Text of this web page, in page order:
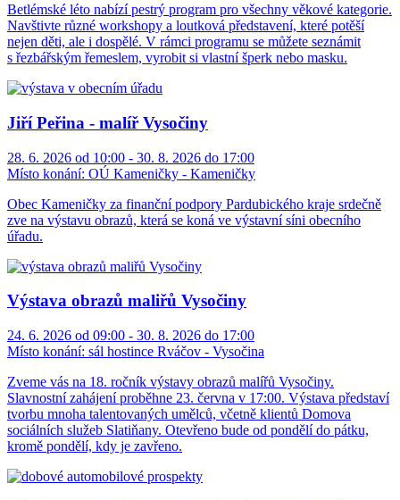
Betlémské léto nabízí pestrý program pro všechny věkové kategorie.
Navštivte různé workshopy a loutková představení, které potěší
nejen děti, ale i dospělé. V rámci programu se můžete seznámit
s řezbářským řemeslem, vyrobit si vlastní šperk nebo masku.
Jiří Peřina - malíř Vysočiny
28. 6. 2026 od 10:00 - 30. 8. 2026 do 17:00
Místo konání: OÚ Kameničky - Kameničky
Obec Kameničky za finanční podpory Pardubického kraje srdečně
zve na výstavu obrazů, která se koná ve výstavní síni obecního
úřadu.
Výstava obrazů maliřů Vysočiny
24. 6. 2026 od 09:00 - 30. 8. 2026 do 17:00
Místo konání: sál hostince Rváčov - Vysočina
Zveme vás na 18. ročník výstavy obrazů malířů Vysočiny.
Slavnostní zahájení proběhne 23. června v 17:00. Výstava představí
tvorbu mnoha talentovaných umělců, včetně klientů Domova
sociálních služeb Slatiňany. Otevřeno bude od pondělí do pátku,
kromě pondělí, kdy je zavřeno.